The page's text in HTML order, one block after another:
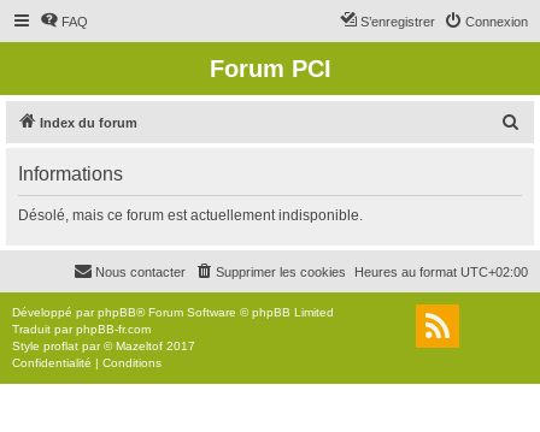
FAQ Connexion
S’enregistrer
Forum PCI
Index du forum
r
c
r
Informations
Désolé, mais ce forum est actuellement indisponible.
Heures au format UTC+02:00
Supprimer les cookies
Nous contacter
Développé parphpBB® Forum Software © phpBB Limited
Traduit parphpBB-fr.com
Style proflat par ©Mazeltof 2017
Confidentialité | Conditions